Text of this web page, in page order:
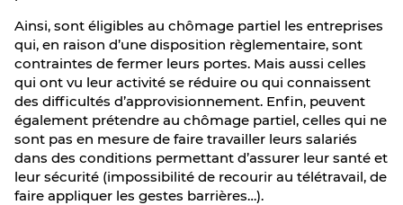
Ainsi, sont éligibles au chômage partiel les entreprises
qui, en raison d’une disposition règlementaire, sont
contraintes de fermer leurs portes. Mais aussi celles
qui ont vu leur activité se réduire ou qui connaissent
des difficultés d’approvisionnement. Enfin, peuvent
également prétendre au chômage partiel, celles qui ne
sont pas en mesure de faire travailler leurs salariés
dans des conditions permettant d’assurer leur santé et
leur sécurité (impossibilité de recourir au télétravail, de
faire appliquer les gestes barrières…).